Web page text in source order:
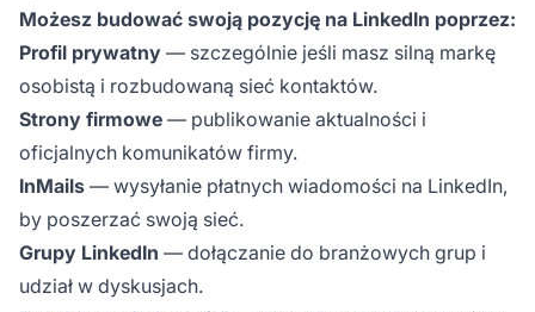
Możesz budować swoją pozycję na LinkedIn poprzez:
Profil prywatny — szczególnie jeśli masz silną markę
osobistą i rozbudowaną sieć kontaktów.
Strony firmowe — publikowanie aktualności i
oficjalnych komunikatów firmy.
InMails — wysyłanie płatnych wiadomości na LinkedIn,
by poszerzać swoją sieć.
Grupy LinkedIn — dołączanie do branżowych grup i
udział w dyskusjach.